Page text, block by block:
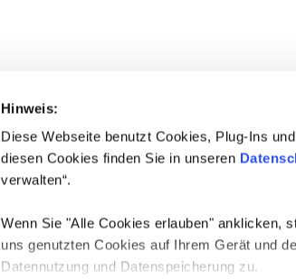
Hinweis:
Diese Webseite benutzt Cookies, Plug-Ins
diesen Cookies finden Sie in unseren
verwalten“.
Wenn Sie "Alle Cookies erlauben" anklicken,
uns genutzten Cookies auf Ihrem Gerät und
Datennutzung und Datenspeicherung zu.